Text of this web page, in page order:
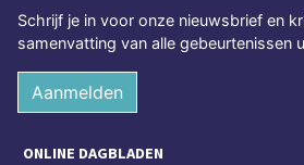
Schrijf je in voor onze nieuwsbrief en
samenvatting van alle gebeurtenissen
Aanmelden
ONLINE DAGBLADEN